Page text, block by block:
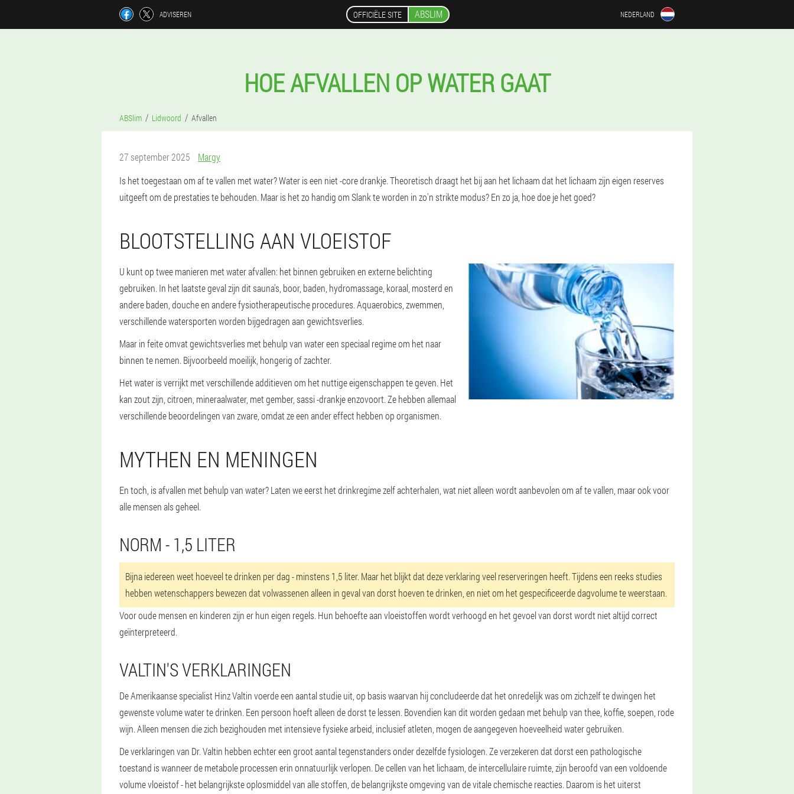
ADVISEREN OFFICIËLE SITE ABSLIM NEDERLAND
HOE AFVALLEN OP WATER GAAT
ABSlim Lidwoord Afvallen
27 september 2025
Margy
Is het toegestaan om af te vallen met water? Water is een niet -core drankje. Theoretisch draagt het bij aan het lichaam dat het lichaam zijn eigen reserves
uitgeeft om de prestaties te behouden. Maar is het zo handig om Slank te worden in zo'n strikte modus? En zo ja, hoe doe je het goed?
BLOOTSTELLING AAN VLOEISTOF
U kunt op twee manieren met water afvallen: het binnen gebruiken en externe belichting
gebruiken. In het laatste geval zijn dit sauna's, boor, baden, hydromassage, koraal, mosterd en
andere baden, douche en andere fysiotherapeutische procedures. Aquaerobics, zwemmen,
verschillende watersporten worden bijgedragen aan gewichtsverlies.
Maar in feite omvat gewichtsverlies met behulp van water een speciaal regime om het naar
binnen te nemen. Bijvoorbeeld moeilijk, hongerig of zachter.
Het water is verrijkt met verschillende additieven om het nuttige eigenschappen te geven. Het
kan zout zijn, citroen, mineraalwater, met gember, sassi -drankje enzovoort. Ze hebben allemaal
verschillende beoordelingen van zware, omdat ze een ander effect hebben op organismen.
MYTHEN EN MENINGEN
En toch, is afvallen met behulp van water? Laten we eerst het drinkregime zelf achterhalen, wat niet alleen wordt aanbevolen om af te vallen, maar ook voor
alle mensen als geheel.
NORM - 1,5 LITER
Bijna iedereen weet hoeveel te drinken per dag - minstens 1,5 liter. Maar het blijkt dat deze verklaring veel reserveringen heeft. Tijdens een reeks studies
hebben wetenschappers bewezen dat volwassenen alleen in geval van dorst hoeven te drinken, en niet om het gespecificeerde dagvolume te weerstaan.
Voor oude mensen en kinderen zijn er hun eigen regels. Hun behoefte aan vloeistoffen wordt verhoogd en het gevoel van dorst wordt niet altijd correct
geïnterpreteerd.
VALTIN'S VERKLARINGEN
De Amerikaanse specialist Hinz Valtin voerde een aantal studie uit, op basis waarvan hij concludeerde dat het onredelijk was om zichzelf te dwingen het
gewenste volume water te drinken. Een persoon hoeft alleen de dorst te lessen. Bovendien kan dit worden gedaan met behulp van thee, koffie, soepen, rode
wijn. Alleen mensen die zich bezighouden met intensieve fysieke arbeid, inclusief atleten, mogen de aangegeven hoeveelheid water gebruiken.
De verklaringen van Dr. Valtin hebben echter een groot aantal tegenstanders onder dezelfde fysiologen. Ze verzekeren dat dorst een pathologische
toestand is wanneer de metabole processen erin onnatuurlijk verlopen. De cellen van het lichaam, de intercellulaire ruimte, zijn beroofd van een voldoende
volume vloeistof - het belangrijkste oplosmiddel van alle stoffen, de belangrijkste omgeving van de vitale chemische reacties. Daarom is het uiterst